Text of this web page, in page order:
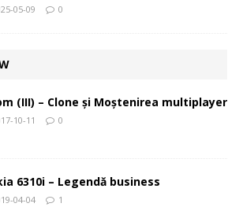
05-09 0
(III) – Clone şi Moştenirea multiplayer
10-11 0
6310i – Legendă business
04-04 1